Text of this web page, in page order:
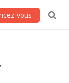
vous